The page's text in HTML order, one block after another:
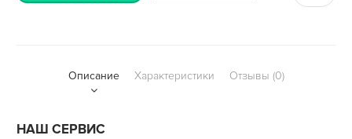
Описание Характеристики Отзывы (0)
НАШ СЕРВИС